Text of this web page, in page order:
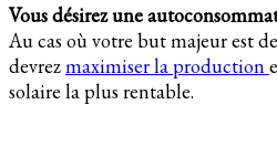
Vous désirez une
Au cas où votre but majeur est
devrezmaximiser la production
solaire la plus rentable.